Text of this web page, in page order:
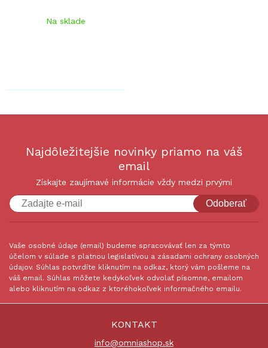
Na sklade
Najdôležitejšie novinky priamo na váš
email
Získajte zaujímavé informácie vždy medzi prvými
Odoberať
Vaše osobné údaje (email) budeme spracovávať len za týmto
účelom v súlade s platnou legislatívou a zásadami ochrany osobných
údajov. Súhlas potvrdíte kliknutím na odkaz, ktorý vám pošleme na
váš email. Súhlas môžete kedykoľvek odvolať písomne, emailom
alebo kliknutím na odkaz z ktoréhokoľvek informačného emailu.
KONTAKT
info@omniashop.sk